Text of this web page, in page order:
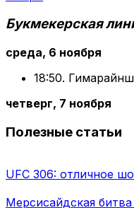
Букмекерская
среда, 6 ноября
18:50.
четверг, 7 ноября
Полезные статьи
UFC 306: отличное
Мерсисайдская